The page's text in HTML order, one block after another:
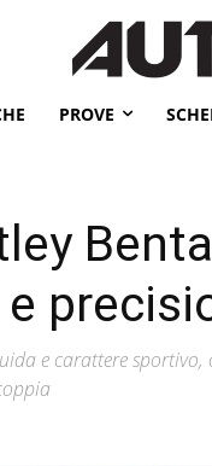
PROVE
e carattere